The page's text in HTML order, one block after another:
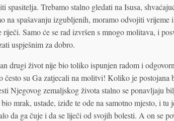
spasitelja. Trebamo stalno gledati na Isusa,
na spašavanju izgubljenih, moramo odvojiti
riječi. Samo će se rad izvršen s mnogo molitava, i
uspješnim za dobro.
drugi život nije bio toliko ispunjen radom i
često su Ga zatjecali na molitvi! Koliko je postojana
Njegovog zemaljskog života stalno se ponavljaju
mrak, ustade, iziđe te ode na samotno mjesto, i tu
da ga čuje i da se liječi od svojih bolesti. A on se